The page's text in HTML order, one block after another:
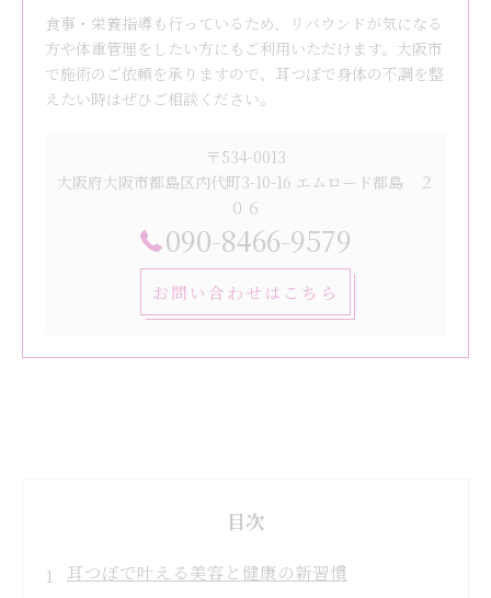
食事・栄養指導も行っているため、リバウンドが気になる
方や体重管理をしたい方にもご利用いただけます。大阪市
で施術のご依頼を承りますので、耳つぼで身体の不調を整
えたい時はぜひご相談ください。
〒534-0013
大阪府大阪市都島区内代町3-10-16 エムロード都島 ２
０６
090-8466-9579
お問い合わせはこちら
目次
耳つぼで叶える美容と健康の新習慣